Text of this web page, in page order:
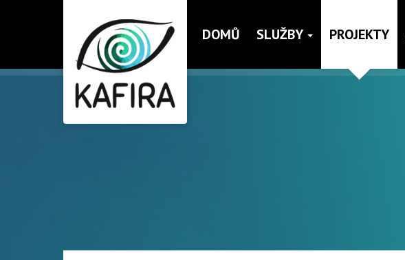
DOMŮ SLUŽBY PROJEKTY